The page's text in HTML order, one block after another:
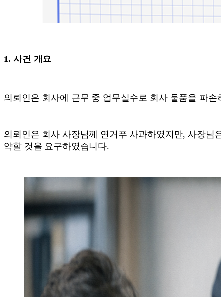
1. 사건 개요
의뢰인은 회사에 근무 중 업무실수로 회사 물품을 파손
의뢰인은 회사 사장님께 연거푸 사과하였지만, 사장님
약할 것을 요구하였습니다.